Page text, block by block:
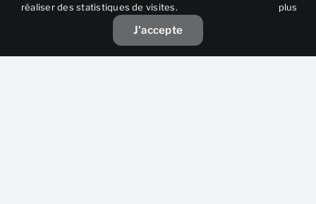
interminables qui pourraient
éroder la valeur.
La coordination avec vos
réaliser des statistiques de visites.
plus
J'accepte